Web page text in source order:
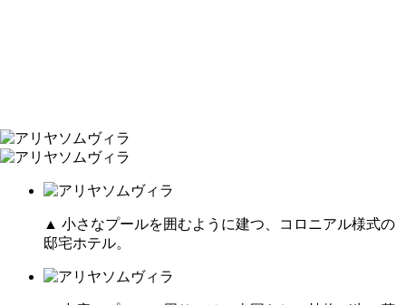
▲ 小さなプールを囲むように建つ、コロニアル様式の
邸宅ホテル。